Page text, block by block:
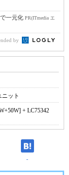
一元化 PR(ITmedia エ
by
ット
+ LC75342
-